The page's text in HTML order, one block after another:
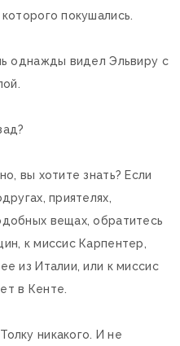
покушались.
однажды видел Эльвиру с
вы хотите знать? Если
приятелях,
вещах, обратитесь
к миссис Карпентер,
из Италии, или к миссис
в Кенте.
никакого. И не